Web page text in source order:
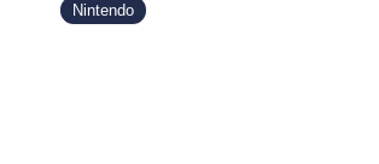
Nintendo